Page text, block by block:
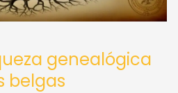
genealógica
belgas